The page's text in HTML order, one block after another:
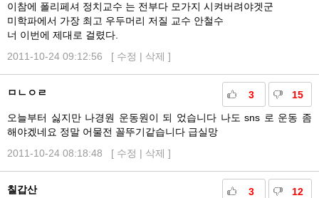
이참에 폴리페셔 정치교수 는 전부다 모가지 시켜버려야겟군
미학파에서 가장 최고 우두머리 저질 교수 안철수
너 이번에 제대로 걸렸다.
2011-10-24 09:12:56 [ 수정 | 삭제 ]
3 15
ㅁㄴㅇㄹ
오늘부터 싫지만 나경원 운동원이 되 었습니다 나도 sns 로 운동 좀
해야겠네요 정말 어물전 꼴뚜기같습니다 급실망
2011-10-24 08:18:48 [ 수정 | 삭제 ]
3 12
칠갑산